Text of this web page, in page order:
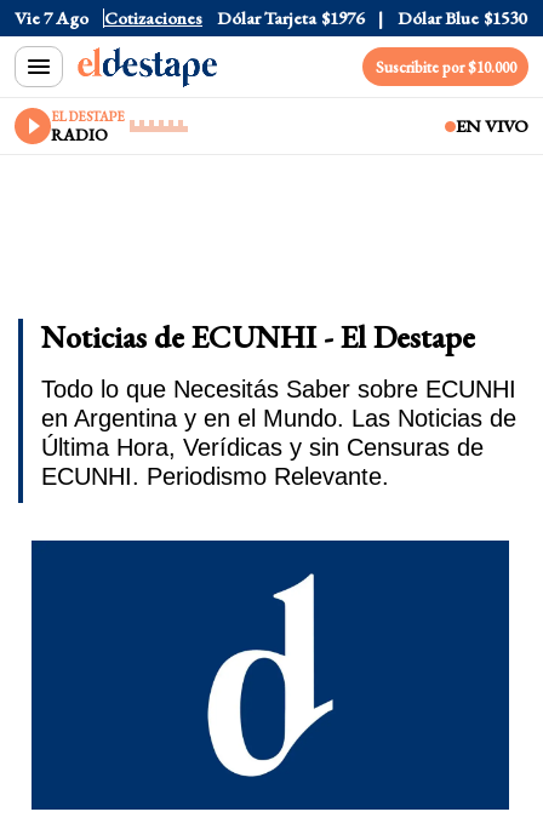
Vie 7 Ago Cotizaciones
Dólar Oficial $1520 Dólar Tarjeta $1976 Dólar Blue $1530
Suscribite por $10.000
EL DESTAPE
RADIO EN VIVO
Noticias de ECUNHI - El Destape
Todo lo que Necesitás Saber sobre ECUNHI
en Argentina y en el Mundo. Las Noticias de
Última Hora, Verídicas y sin Censuras de
ECUNHI. Periodismo Relevante.